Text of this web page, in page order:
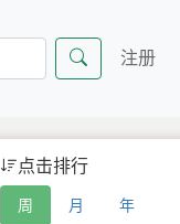
注册
点击排行
周 月 年